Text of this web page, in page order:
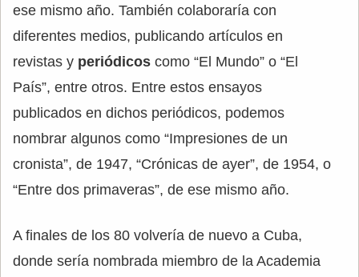
ese mismo año. También colaboraría con
diferentes medios, publicando artículos en
revistas y periódicos como “El Mundo” o “El
País”, entre otros. Entre estos ensayos
publicados en dichos periódicos, podemos
nombrar algunos como “Impresiones de un
cronista”, de 1947, “Crónicas de ayer”, de 1954, o
“Entre dos primaveras”, de ese mismo año.
A finales de los 80 volvería de nuevo a Cuba,
donde sería nombrada miembro de la Academia